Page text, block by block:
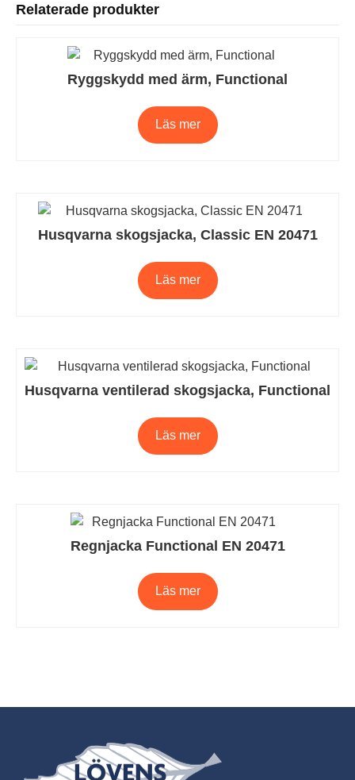
Relaterade produkter
Ryggskydd med ärm, Functional
Läs mer
Husqvarna skogsjacka, Classic EN 20471
Läs mer
Husqvarna ventilerad skogsjacka, Functional
Läs mer
Regnjacka Functional EN 20471
Läs mer